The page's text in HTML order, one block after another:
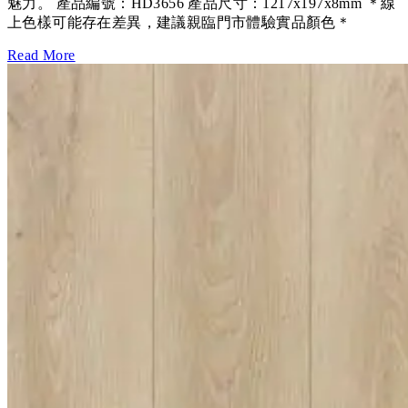
上色樣可能存在差異，建議親臨門市體驗實品顏色＊
Read More